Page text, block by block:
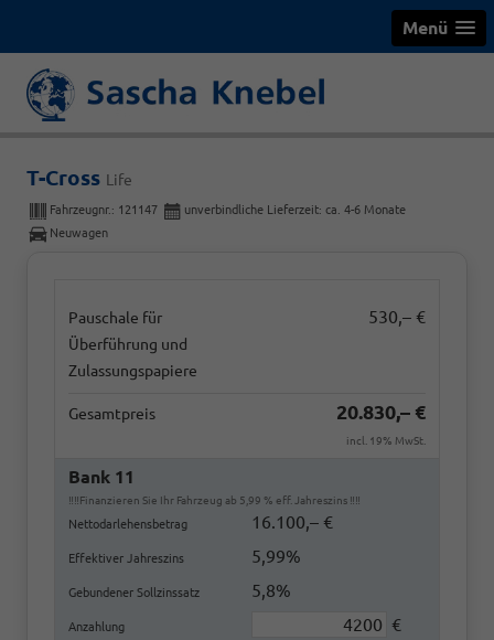
Menü
T-Cross Life
Fahrzeugnr.: 121147
unverbindliche Lieferzeit: ca. 4-6 Monate
Neuwagen
Pauschale für
Überführung und
Zulassungspapiere
530,– €
Gesamtpreis 20.830,– €
incl. 19% MwSt.
Bank 11
‼️‼️Finanzieren Sie Ihr Fahrzeug ab 5,99 % eff. Jahreszins ‼️‼️
Nettodarlehensbetrag 16.100,– €
Effektiver Jahreszins 5,99%
Gebundener Sollzinssatz 5,8%
Anzahlung €